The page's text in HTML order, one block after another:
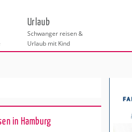
Urlaub
Schwanger reisen &
Urlaub mit Kind
in Hamburg